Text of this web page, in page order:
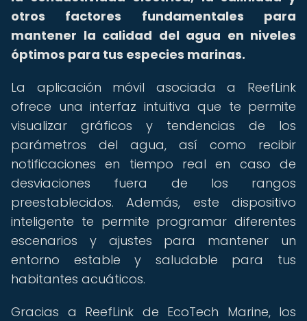
otros factores fundamentales para
mantener la calidad del agua en niveles
óptimos para tus especies marinas.
La aplicación móvil asociada a ReefLink
ofrece una interfaz intuitiva que te permite
visualizar gráficos y tendencias de los
parámetros del agua, así como recibir
notificaciones en tiempo real en caso de
desviaciones fuera de los rangos
preestablecidos. Además, este dispositivo
inteligente te permite programar diferentes
escenarios y ajustes para mantener un
entorno estable y saludable para tus
habitantes acuáticos.
Gracias a ReefLink de EcoTech Marine, los